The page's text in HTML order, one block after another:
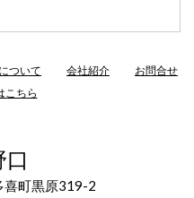
ついて 会社紹介
お問合せ
こちら
町黒原319-2